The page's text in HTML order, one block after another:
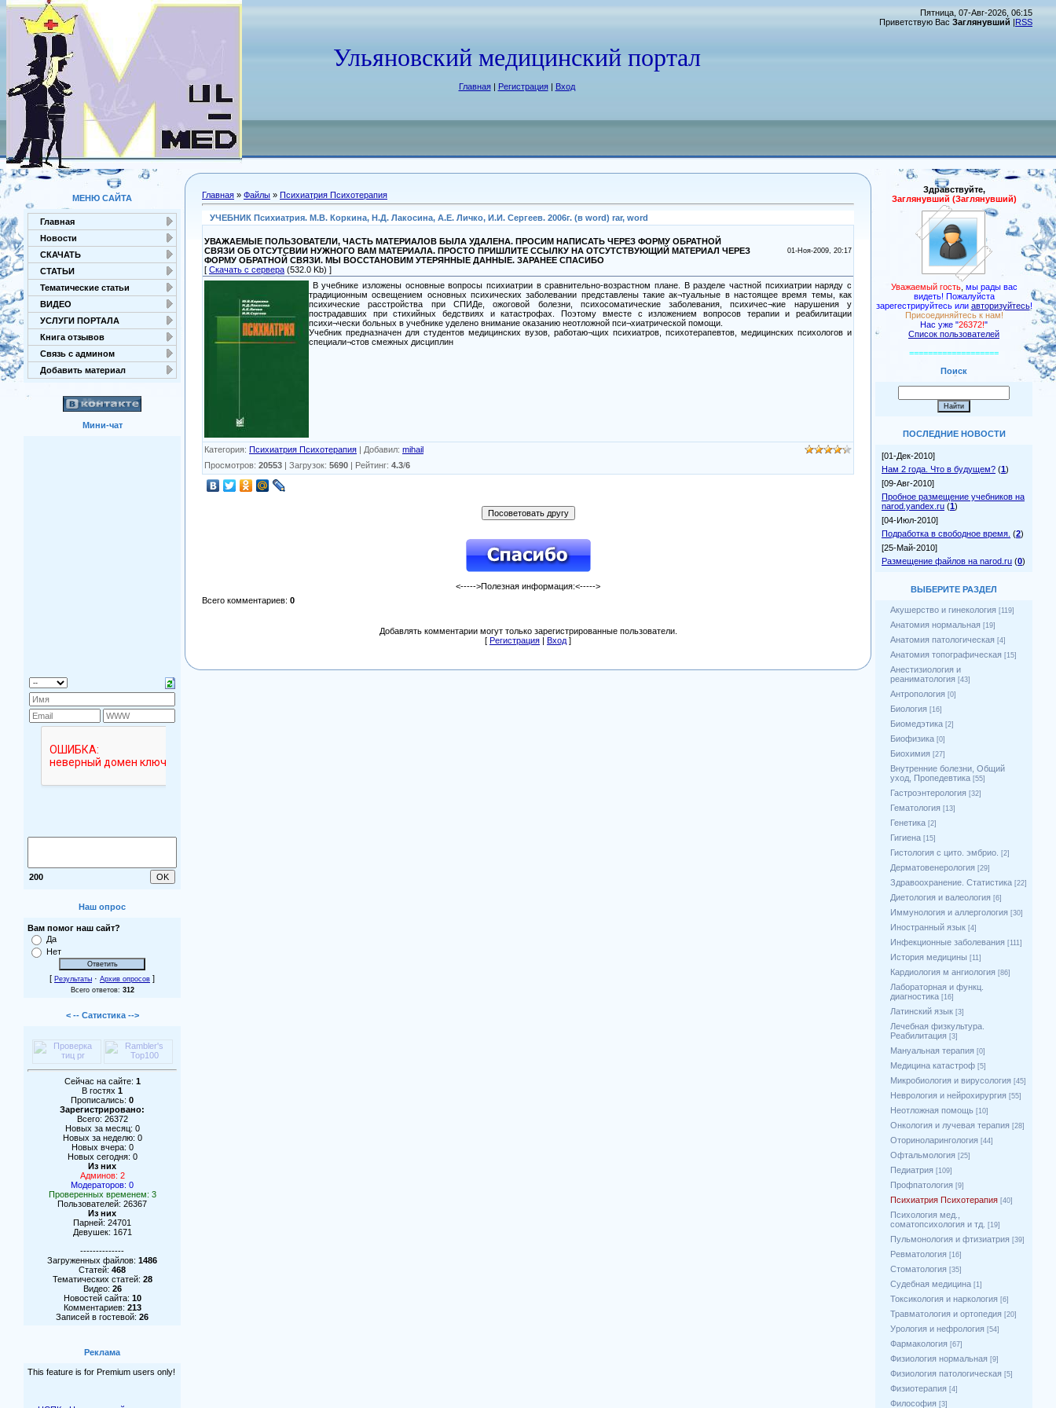
Ульяновский медицинский портал
Главная| Регистрация| Вход
Пятница, 07-Авг-2026, 06:15
Приветствую Вас Заглянувший |RSS
МЕНЮ САЙТА
Главная
Новости
СКАЧАТЬ
СТАТЬИ
Тематические статьи
ВИДЕО
УСЛУГИ ПОРТАЛА
Книга отзывов
Связь с админом
Добавить материал
Мини-чат
200
Наш опрос
Вам помог наш сайт?
Да
Нет
[ Результаты · Архив опросов ]
Всего ответов: 312
< -- Сатистика -->
Сейчас на сайте: 1
В гостях 1
Прописались: 0
Зарегистрировано:
Всего: 26372
Новых за месяц: 0
Новых за неделю: 0
Новых вчера: 0
Новых сегодня: 0
Из них
Админов: 2
Модераторов: 0
Проверенных временем: 3
Пользователей: 26367
Из них
Парней: 24701
Девушек: 1671
--------------
Загруженных файлов: 1486
Статей: 468
Тематических статей: 28
Видео: 26
Новостей сайта: 10
Комментариев: 213
Записей в гостевой: 26
Реклама
This feature is for Premium users only!
Главная » Файлы » Психиатрия Психотерапия
УЧЕБНИК Психиатрия. М.В. Коркина, Н.Д. Лакосина, А.Е. Личко, И.И. Сергеев. 2006г. (в word) rar, word
УВАЖАЕМЫЕ ПОЛЬЗОВАТЕЛИ, ЧАСТЬ МАТЕРИАЛОВ БЫЛА УДАЛЕНА. ПРОСИМ НАПИСАТЬ ЧЕРЕЗ ФОРМУ ОБРАТНОЙ
СВЯЗИ ОБ ОТСУТСВИИ НУЖНОГО ВАМ МАТЕРИАЛА. ПРОСТО ПРИШЛИТЕ ССЫЛКУ НА ОТСУТСТВУЮЩИЙ МАТЕРИАЛ ЧЕРЕЗ
ФОРМУ ОБРАТНОЙ СВЯЗИ. МЫ ВОССТАНОВИМ УТЕРЯННЫЕ ДАННЫЕ. ЗАРАНЕЕ СПАСИБО
[ Скачать с сервера (532.0 Kb) ]
01-Ноя-2009, 20:17
В учебнике изложены основные вопросы психиатрии в сравнительно-возрастном плане. В разделе частной психиатрии наряду с
традиционным освещением основных психических заболевании представлены такие ак¬туальные в настоящее время темы, как
психические расстройства при СПИДе, ожоговой болезни, психосоматические заболевания, психичес¬кие нарушения у
пострадавших при стихийных бедствиях и катастрофах. Поэтому вместе с изложением вопросов терапии и реабилитации
психи¬чески больных в учебнике уделено внимание оказанию неотложной пси¬хиатрической помощи.
Учебник предназначен для студентов медицинских вузов, работаю¬щих психиатров, психотерапевтов, медицинских психологов и
специали¬стов смежных дисциплин
Категория: Психиатрия Психотерапия | Добавил: mihail
Просмотров: 20553 | Загрузок: 5690 | Рейтинг: 4.3/6
<----->Полезная информация:<----->
Всего комментариев: 0
Добавлять комментарии могут только зарегистрированные пользователи.
[ Регистрация | Вход ]
Здравствуйте,
Заглянувший (Заглянувший)
Уважаемый гость, мы рады вас
видеть! Пожалуйста
зарегестрируйтесь или авторизуйтесь!
Присоединяйтесь к нам!
Нас уже "26372!"
Список пользователей
===================
Поиск
ПОСЛЕДНИЕ НОВОСТИ
[01-Дек-2010]
Нам 2 года. Что в будущем? (1)
[09-Авг-2010]
Пробное размещение учебников на
narod.yandex.ru (1)
[04-Июл-2010]
Подработка в свободное время. (2)
[25-Май-2010]
Размещение файлов на narod.ru (0)
ВЫБЕРИТЕ РАЗДЕЛ
Акушерство и гинекология [119]
Анатомия нормальная [19]
Анатомия патологическая [4]
Анатомия топографическая [15]
Анестизиология и
реаниматология [43]
Антропология [0]
Биология [16]
Биомедэтика [2]
Биофизика [0]
Биохимия [27]
Внутренние болезни, Общий
уход, Пропедевтика [55]
Гастроэнтерология [32]
Гематология [13]
Генетика [2]
Гигиена [15]
Гистология с цито. эмбрио. [2]
Дерматовенерология [29]
Здравоохранение. Статистика [22]
Диетология и валеология [6]
Иммунология и аллергология [30]
Иностранный язык [4]
Инфекционные заболевания [111]
История медицины [11]
Кардиология м ангиология [86]
Лабораторная и функц.
диагностика [16]
Латинский язык [3]
Лечебная физкультура.
Реабилитация [3]
Мануальная терапия [0]
Медицина катастроф [5]
Микробиология и вирусология [45]
Неврология и нейрохирургия [55]
Неотложная помощь [10]
Онкология и лучевая терапия [28]
Оториноларингология [44]
Офтальмология [25]
Педиатрия [109]
Профпатология [9]
Психиатрия Психотерапия [40]
Психология мед.,
соматопсихология и тд.
[19]
Пульмонология и фтизиатрия [39]
Ревматология [16]
Стоматология [35]
Судебная медицина [1]
Токсикология и наркология [6]
Травматология и ортопедия [20]
Урология и нефрология [54]
Фармакология [67]
Физиология нормальная [9]
Физиология патологическая [5]
Физиотерапия [4]
Философия [3]